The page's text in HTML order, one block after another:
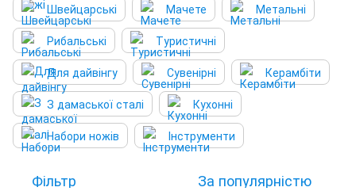
Швейцарські
Мачете
Метальні
Рибальські
Туристичні
Для дайвінгу
Сувенірні
Керамбіти
З дамаської сталі
Кухонні
Набори ножів
Інструменти
Фільтр За популярністю